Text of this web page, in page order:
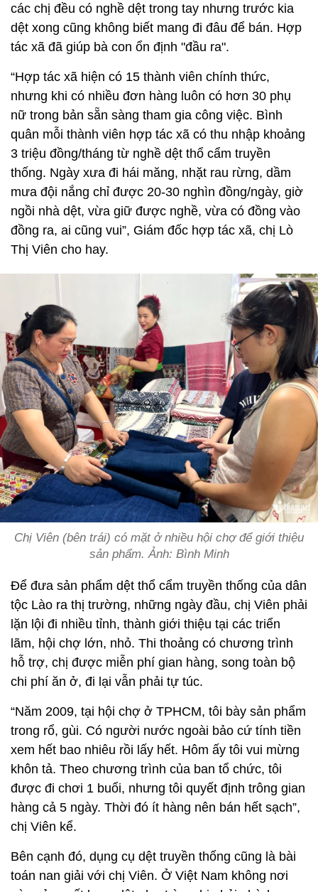
các chị đều có nghề dệt trong tay nhưng trước kia
dệt xong cũng không biết mang đi đâu để bán. Hợp
tác xã đã giúp bà con ổn định "đầu ra".
“Hợp tác xã hiện có 15 thành viên chính thức,
nhưng khi có nhiều đơn hàng luôn có hơn 30 phụ
nữ trong bản sẵn sàng tham gia công việc. Bình
quân mỗi thành viên hợp tác xã có thu nhập khoảng
3 triệu đồng/tháng từ nghề dệt thổ cẩm truyền
thống. Ngày xưa đi hái măng, nhặt rau rừng, dầm
mưa đội nắng chỉ được 20-30 nghìn đồng/ngày, giờ
ngồi nhà dệt, vừa giữ được nghề, vừa có đồng vào
đồng ra, ai cũng vui”, Giám đốc hợp tác xã, chị Lò
Thị Viên cho hay.
Chị Viên (bên trái) có mặt ở nhiều hội chợ để giới thiệu
sản phẩm. Ảnh: Bình Minh
Để đưa sản phẩm dệt thổ cẩm truyền thống của dân
tộc Lào ra thị trường, những ngày đầu, chị Viên phải
lặn lội đi nhiều tỉnh, thành giới thiệu tại các triển
lãm, hội chợ lớn, nhỏ. Thi thoảng có chương trình
hỗ trợ, chị được miễn phí gian hàng, song toàn bộ
chi phí ăn ở, đi lại vẫn phải tự túc.
“Năm 2009, tại hội chợ ở TPHCM, tôi bày sản phẩm
trong rổ, gùi. Có người nước ngoài bảo cứ tính tiền
xem hết bao nhiêu rồi lấy hết. Hôm ấy tôi vui mừng
khôn tả. Theo chương trình của ban tổ chức, tôi
được đi chơi 1 buổi, nhưng tôi quyết định trông gian
hàng cả 5 ngày. Thời đó ít hàng nên bán hết sạch”,
chị Viên kể.
Bên cạnh đó, dụng cụ dệt truyền thống cũng là bài
toán nan giải với chị Viên. Ở Việt Nam không nơi